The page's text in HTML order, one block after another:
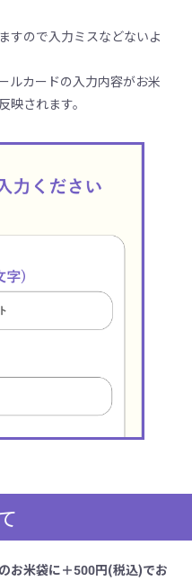
すので入力ミスなどないよ
ルカードの入力内容がお米
されます。
お米袋に＋500円(税込)でお